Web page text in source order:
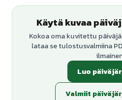
Käytä kuvaa
Kokoa oma kuvitettu
lataa se tulostusvalmiina
Luo
Valmiit